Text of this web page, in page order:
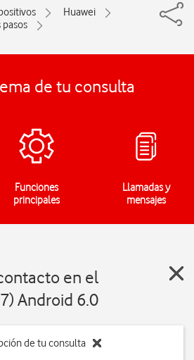
Huawei
de tu consulta
Funciones
principales
Llamadas y
mensajes
en el
Android 6.0
de tu consulta